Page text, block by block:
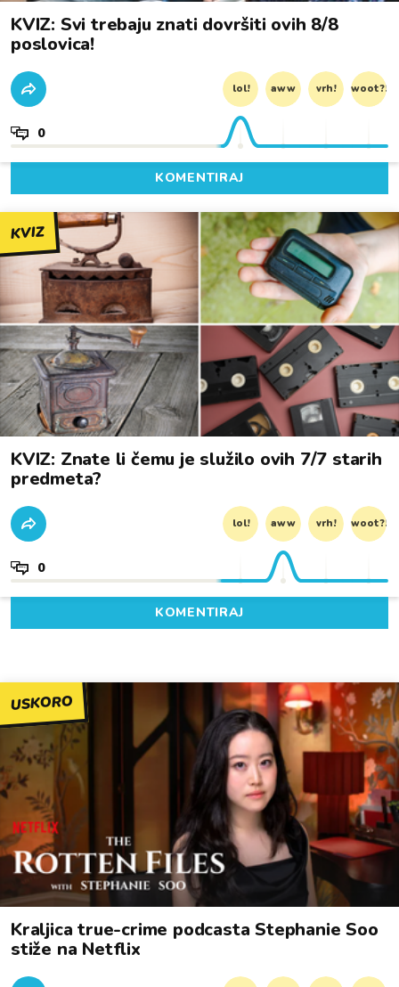
KVIZ: Svi trebaju znati dovršiti ovih 8/8
poslovica!
lol! aww vrh! woot?!
0
KOMENTIRAJ
KVIZ
KVIZ: Znate li čemu je služilo ovih 7/7 starih
predmeta?
lol! aww vrh! woot?!
0
KOMENTIRAJ
USKORO
Kraljica true-crime podcasta Stephanie Soo
stiže na Netflix